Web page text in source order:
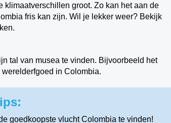
klimaatverschillen groot. Zo kan het aan de
fris kan zijn. Wil je lekker weer? Bekijk
tal van musea te vinden. Bijvoorbeeld het
in Colombia.
goedkoopste vlucht Colombia te vinden!